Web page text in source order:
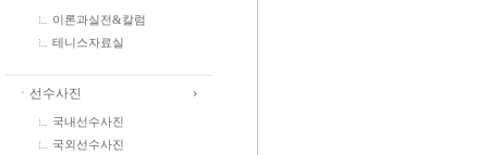
이론과실전&칼럼
테니스자료실
ㆍ선수사진
국내선수사진
국외선수사진